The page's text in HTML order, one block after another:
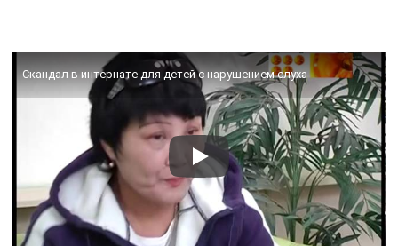
Скандал в интернате для детей с нарушением слуха